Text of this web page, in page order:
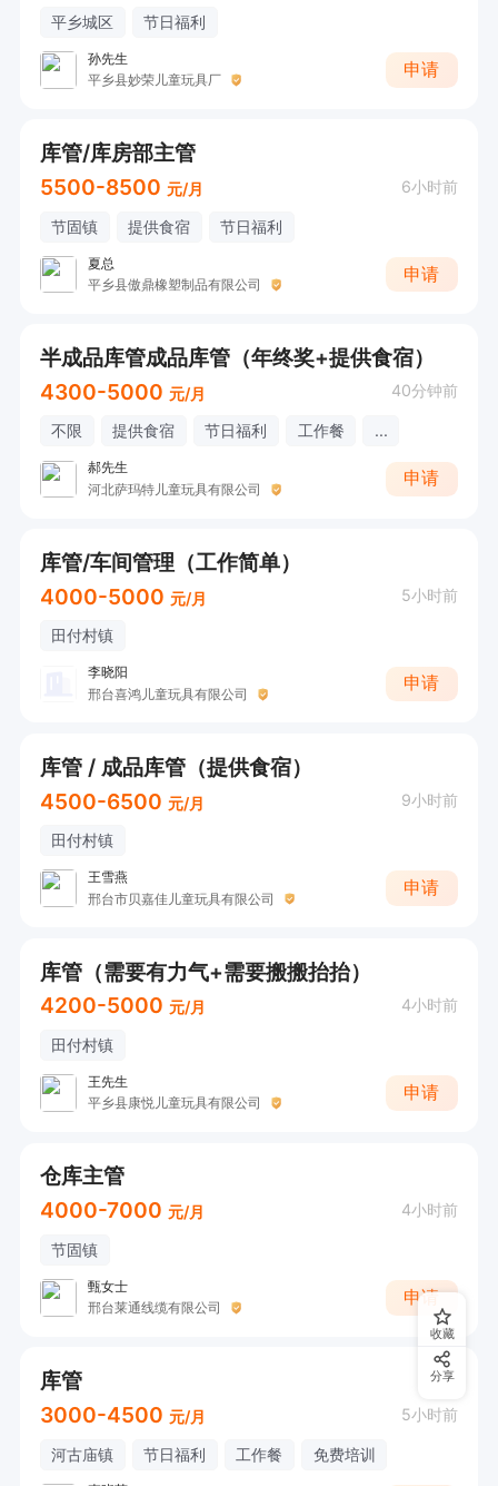
平乡城区 节日福利
孙先生
平乡县妙荣儿童玩具厂
申请
库管/库房部主管
5500-8500 元/月 6小时前
节固镇 提供食宿 节日福利
夏总
平乡县傲鼎橡塑制品有限公司
申请
半成品库管成品库管（年终奖+提供食宿）
4300-5000 元/月 40分钟前
不限 提供食宿 节日福利 工作餐 ...
郝先生
河北萨玛特儿童玩具有限公司
申请
库管/车间管理（工作简单）
4000-5000 元/月 5小时前
田付村镇
李晓阳
邢台喜鸿儿童玩具有限公司
申请
库管 / 成品库管（提供食宿）
4500-6500 元/月 9小时前
田付村镇
王雪燕
邢台市贝嘉佳儿童玩具有限公司
申请
库管（需要有力气+需要搬搬抬抬）
4200-5000 元/月 4小时前
田付村镇
王先生
平乡县康悦儿童玩具有限公司
申请
仓库主管
4000-7000 元/月 4小时前
节固镇
甄女士
邢台莱通线缆有限公司
申请
库管
3000-4500 元/月 5小时前
河古庙镇 节日福利 工作餐 免费培训
收藏
分享